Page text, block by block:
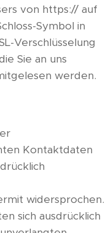
von https:// auf
Symbol in
Verschlüsselung
Sie an uns
werden.
Kontaktdaten
widersprochen.
sich ausdrücklich